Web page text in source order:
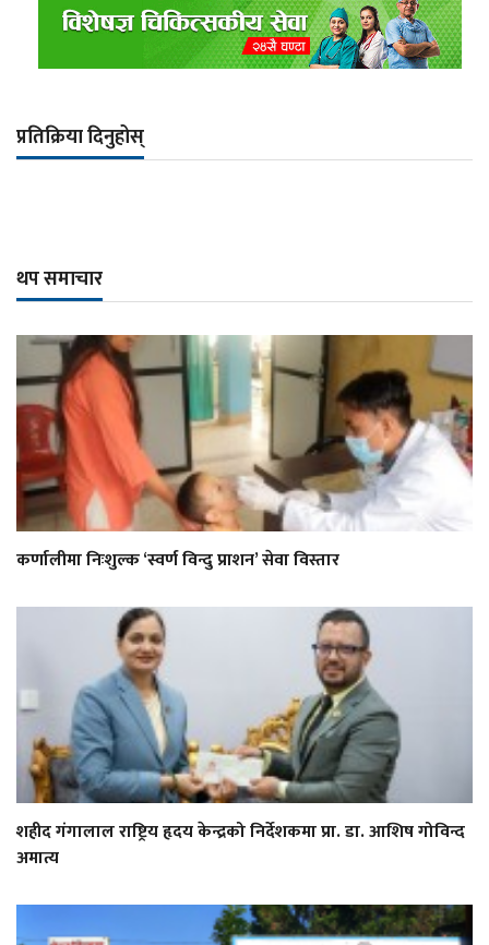
प्रतिक्रिया दिनुहोस्
थप समाचार
कर्णालीमा निःशुल्क ‘स्वर्ण विन्दु प्राशन’ सेवा विस्तार
शहीद गंगालाल राष्ट्रिय हृदय केन्द्रको निर्देशकमा प्रा. डा. आशिष गोविन्द
अमात्य